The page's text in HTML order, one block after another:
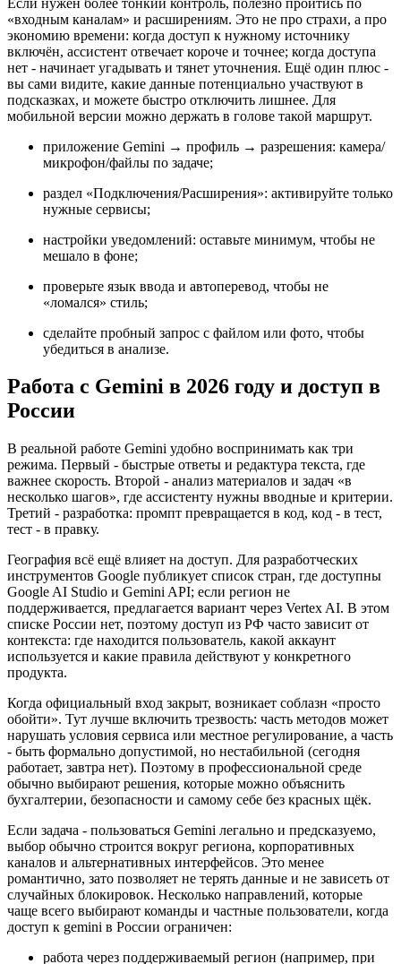
«входным каналам» и расширениям. Это не про страхи, а про
экономию времени: когда доступ к нужному источнику
включён, ассистент отвечает короче и точнее; когда доступа
нет - начинает угадывать и тянет уточнения. Ещё один плюс -
вы сами видите, какие данные потенциально участвуют в
подсказках, и можете быстро отключить лишнее. Для
мобильной версии можно держать в голове такой маршрут.
приложение Gemini → профиль → разрешения: камера/
микрофон/файлы по задаче;
раздел «Подключения/Расширения»: активируйте только
нужные сервисы;
настройки уведомлений: оставьте минимум, чтобы не
мешало в фоне;
проверьте язык ввода и автоперевод, чтобы не
«ломался» стиль;
сделайте пробный запрос с файлом или фото, чтобы
убедиться в анализе.
Работа с Gemini в 2026 году и доступ в
России
В реальной работе Gemini удобно воспринимать как три
режима. Первый - быстрые ответы и редактура текста, где
важнее скорость. Второй - анализ материалов и задач «в
несколько шагов», где ассистенту нужны вводные и критерии.
Третий - разработка: промпт превращается в код, код - в тест,
тест - в правку.
География всё ещё влияет на доступ. Для разработческих
инструментов Google публикует список стран, где доступны
Google AI Studio и Gemini API; если регион не
поддерживается, предлагается вариант через Vertex AI. В этом
списке России нет, поэтому доступ из РФ часто зависит от
контекста: где находится пользователь, какой аккаунт
используется и какие правила действуют у конкретного
продукта.
Когда официальный вход закрыт, возникает соблазн «просто
обойти». Тут лучше включить трезвость: часть методов может
нарушать условия сервиса или местное регулирование, а часть
- быть формально допустимой, но нестабильной (сегодня
работает, завтра нет). Поэтому в профессиональной среде
обычно выбирают решения, которые можно объяснить
бухгалтерии, безопасности и самому себе без красных щёк.
Если задача - пользоваться Gemini легально и предсказуемо,
выбор обычно строится вокруг региона, корпоративных
каналов и альтернативных интерфейсов. Это менее
романтично, зато позволяет не терять данные и не зависеть от
случайных блокировок. Несколько направлений, которые
чаще всего выбирают команды и частные пользователи, когда
доступ к gemini в России ограничен:
работа через поддерживаемый регион (например, при